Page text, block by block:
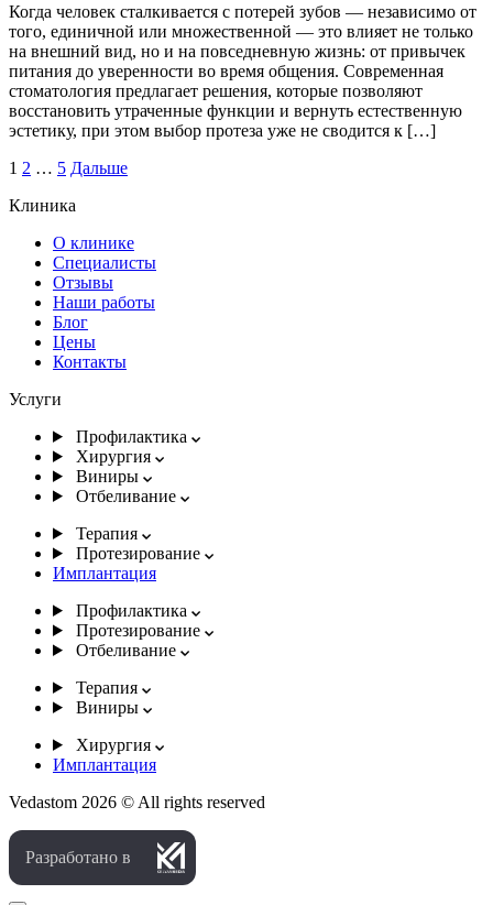
Когда человек сталкивается с потерей зубов — независимо от
того, единичной или множественной — это влияет не только
на внешний вид, но и на повседневную жизнь: от привычек
питания до уверенности во время общения. Современная
стоматология предлагает решения, которые позволяют
восстановить утраченные функции и вернуть естественную
эстетику, при этом выбор протеза уже не сводится к […]
Навигация
результатов
поиска
1 2 … 5 Дальше
Клиника
О клинике
Специалисты
Отзывы
Наши работы
Блог
Цены
Контакты
Услуги
Профилактика
Хирургия
Виниры
Отбеливание
Терапия
Протезирование
Имплантация
Профилактика
Протезирование
Отбеливание
Терапия
Виниры
Хирургия
Имплантация
Vedastom 2026 © All rights reserved
Разработано в